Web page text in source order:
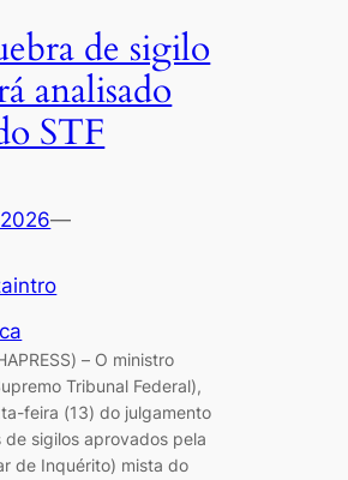
de sigilo
analisado
STF
—
– O ministro
Tribunal Federal),
feira (13) do julgamento
sigilos aprovados pela
de Inquérito) mista do